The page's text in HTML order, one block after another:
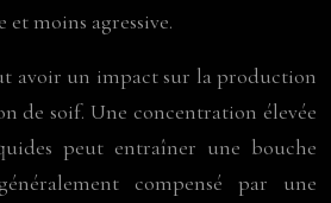
moins agressive.
avoir un impact sur la production
de soif. Une concentration élevée
peut entraîner une bouche
compensé par une